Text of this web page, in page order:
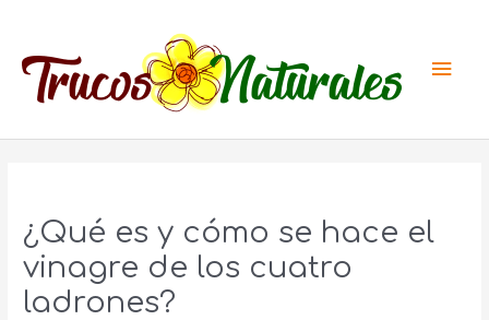
contenido
¿Qué es y cómo se hace el
vinagre de los cuatro
ladrones?